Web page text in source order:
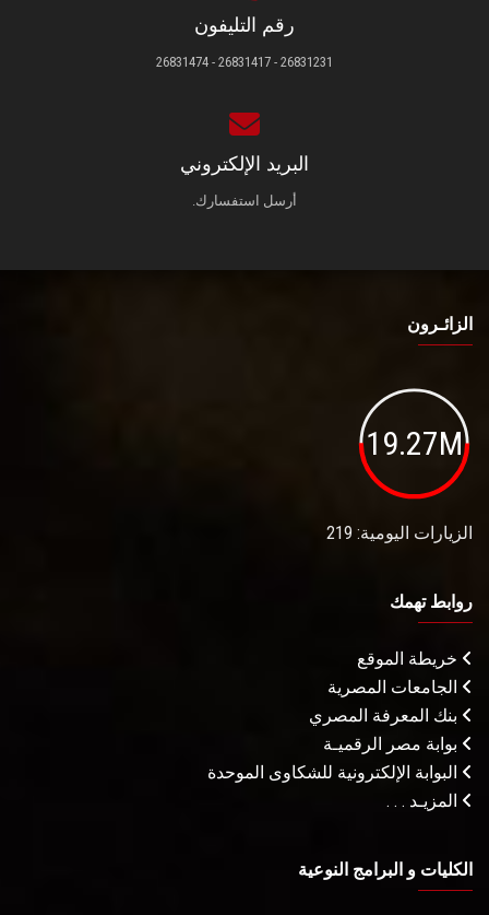
رقم التليفون
26831231 - 26831417 - 26831474
البريد الإلكتروني
أرسل استفسارك.
الزائـرون
19.27M
الزيارات اليومية: 219
روابط تهمك
خريطة الموقع
الجامعات المصرية
بنك المعرفة المصري
بوابة مصر الرقميـة
البوابة الإلكترونية للشكاوى الموحدة
المزيـد . . .
الكليات و البرامج النوعية